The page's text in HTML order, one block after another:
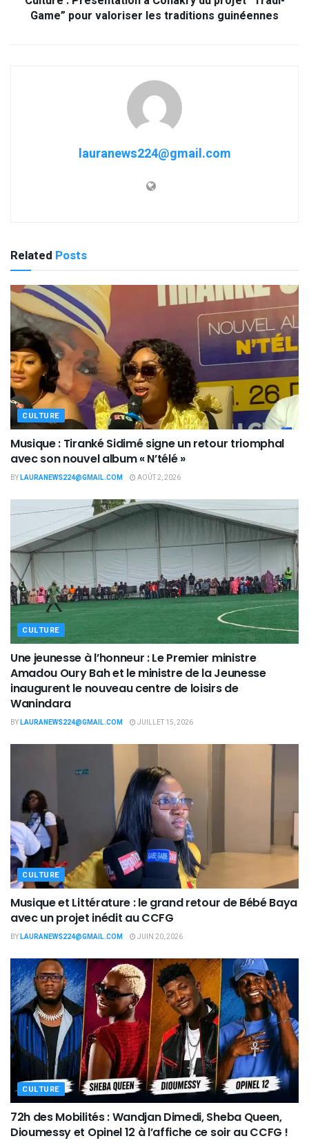
Game” pour valoriser les traditions guinéennes
lauranews224@gmail.com
Related Posts
CULTURE
Musique : Tiranké Sidimé signe un retour triomphal
avec son nouvel album « N’télé »
BYLAURANEWS224@GMAIL.COM AOÛT 2, 2026
CULTURE
Une jeunesse à l’honneur : Le Premier ministre
Amadou Oury Bah et le ministre de la Jeunesse
inaugurent le nouveau centre de loisirs de
Wanindara
BYLAURANEWS224@GMAIL.COM JUILLET 15, 2026
CULTURE
Musique et Littérature : le grand retour de Bébé Baya
avec un projet inédit au CCFG
BYLAURANEWS224@GMAIL.COM JUIN 20, 2026
CULTURE
72h des Mobilités : Wandjan Dimedi, Sheba Queen,
Dioumessy et Opinel 12 à l’affiche ce soir au CCFG !